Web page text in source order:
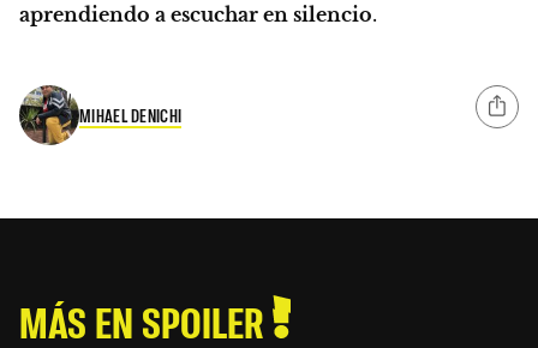
aprendiendo a escuchar en silencio.
MIHAEL DENICHI
MÁS EN SPOILER